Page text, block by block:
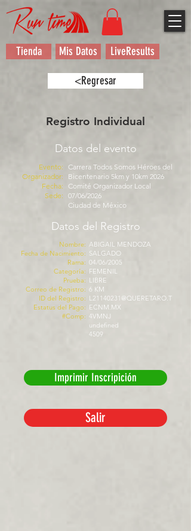
Tienda Mis Datos LiveResults
<Regresar
Registro Individual
Datos del evento
Evento:
Organizador:
Fecha:
Sede:
Carrera Todos Somos Héroes del
Bicentenario 5km y 10km 2026
Comité Organizador Local
07/06/2026
Ciudad de México
Datos del Registro
Nombre:
Fecha de Nacimiento:
Rama:
Categoría:
Prueba:
Correo de Registro:
ID del Registro:
Estatus del Pago:
#Comp:
ABIGAIL MENDOZA
SALGADO
04/06/2005
FEMENIL
LIBRE
6 KM
L21140231@QUERETARO.T
ECNM.MX
4VMNJ
undefined
4509
Imprimir Inscripición
Salir